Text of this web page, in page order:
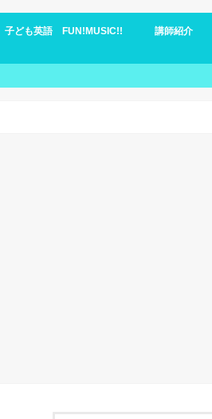
子ども英語 FUN!MUSIC!!
子ども英語 ブログ
講師紹介